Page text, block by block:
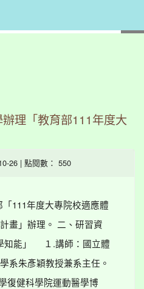
理「教育部111年度大
26 | 點閱數： 550
111年度大專院校適應體
畫」辦理。 二、研習資
知能」 １.講師：國立體
系朱彥穎教授兼系主任。
復健科學院運動醫學博